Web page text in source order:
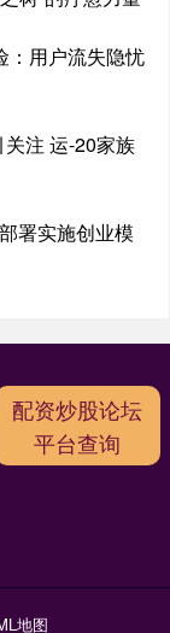
：用户流失隐忧
关注 运-20家族
署实施创业模
配资炒股论坛
平台查询
地图